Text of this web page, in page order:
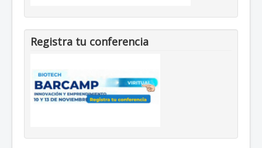
Registra tu conferencia